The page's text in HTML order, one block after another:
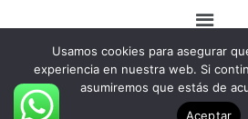
Menú
Copyright © 2026 -Herbo Lotus- |
Usamos cookies para asegurar
experiencia en nuestra web. Si
asumiremos que estás de
Aceptar